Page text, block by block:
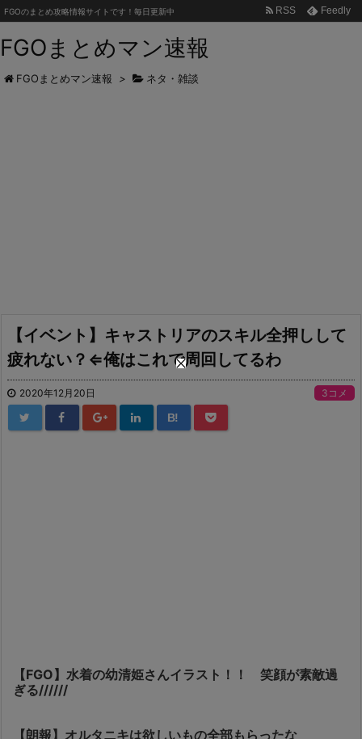
FGOまとめマン速報
FGOのまとめ攻略情報サイトです！毎日更新中 RSS Feedly
FGOまとめマン速報 > ネタ・雑談
【イベント】キャストリアのスキル全押しして
疲れない？⇐俺はこれで周回してるわ
2020年12月20日 3コメ
B!
【FGO】水着の幼清姫さんイラスト！！ 笑顔が素敵過
ぎる//////
【朗報】オルタニキは欲しいもの全部もらったな